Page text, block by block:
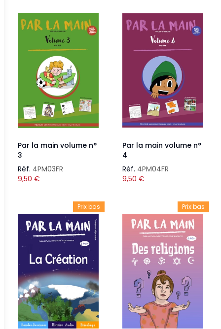
Par la main volume n°
3
Réf. 4PM03FR
9,50 €
Par la main volume n°
4
Réf. 4PM04FR
9,50 €
Prix bas Prix bas